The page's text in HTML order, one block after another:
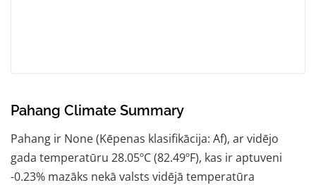
Pahang Climate Summary
Pahang ir None (Kēpenas klasifikācija: Af), ar vidējo
gada temperatūru 28.05ºC (82.49ºF), kas ir aptuveni
-0.23% mazāks nekā valsts vidējā temperatūra